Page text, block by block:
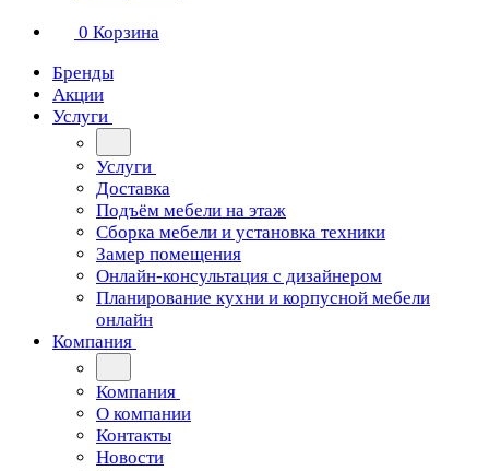
0 Корзина
Бренды
Акции
Услуги
Услуги
Доставка
Подъём мебели на этаж
Сборка мебели и установка техники
Замер помещения
Онлайн-консультация с дизайнером
Планирование кухни и корпусной мебели
онлайн
Компания
Компания
О компании
Контакты
Новости